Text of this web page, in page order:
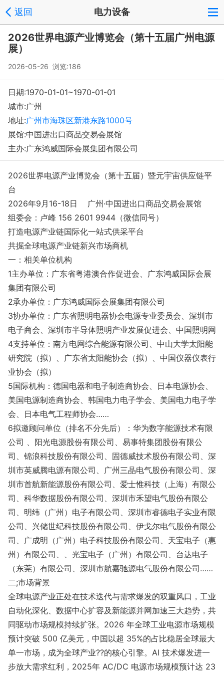
返回 电力设备
2026世界电源产业博览会（第十五届广州电源
展）
2026-05-26 浏览:186
日期:1970-01-01~1970-01-01
城市:广州
地址:广州市海珠区新港东路1000号
展馆:中国进出口商品交易会展馆
主办:广东鸿威国际会展集团有限公司
2026世界电源产业博览会（第十五届）暨元宇宙供应链平
台
2026年9月16-18日 广州·中国进出口商品交易会展馆
组委会：卢峰 156 2601 9944（微信同号）
打造电源产业链国际化一站式供采平台
共掘全球电源产业链新兴市场商机
一：相关单位机构
1主办单位：广东省粤港澳合作促进会、广东鸿威国际会展
集团有限公司
2承办单位：广东鸿威国际会展集团有限公司
3协办单位：广东省照明电器协会电源专业委员会、深圳市
电子商会、深圳市半导体照明产业发展促进会、中国照明网
4支持单位：南方电网综合能源有限公司、中山大学太阳能
研究院（拟）、广东省太阳能协会（拟）、中国仪器仪表行
业协会（拟）
5国际机构：德国电器和电子制造商协会、日本电源协会、
美国电源制造商协会、韩国电力电子学会、美国电力电子学
会、日本电气工程师协会……
6拟邀顾问单位（排名不分先后）：华为数字能源技术有限
公司 、阳光电源股份有限公司、易事特集团股份有限公
司、锦浪科技股份有限公司、固德威技术股份有限公司、深
圳市英威腾电源有限公司、广州三晶电气股份有限公司、深
圳市首航新能源股份有限公司、爱士惟科技（上海）有限公
司、科华数据股份有限公司、深圳市禾望电气股份有限公
司、明纬（广州）电子有限公司、深圳市睿德电子实业有限
公司、兴储世纪科技股份有限公司、伊戈尔电气股份有限公
司、广成明（广州）电子科技股份有限公司、天宝电子（惠
州）有限公司、、光宝电子（广州）有限公司、台达电子
（东莞）有限公司、深圳市航嘉驰源电气股份有限公司……
二;市场背景
全球电源产业正处在技术迭代与需求爆发的双重风口，工业
自动化深化、数据中心扩容及新能源并网加速三大趋势，共
同驱动市场规模持续扩张。2026 年全球工业电源市场规模
预计突破 500 亿美元，中国以超 35%的占比稳居全球最大
单一市场，成为全球产业??的核心引擎。AI 技术爆发进一
步放大需求红利，2025年 AC/DC 电源市场规模预计达 23
注册 反馈
Copyright © 2008-2018 环球会展网 fairglobal.com.cn 版权所有